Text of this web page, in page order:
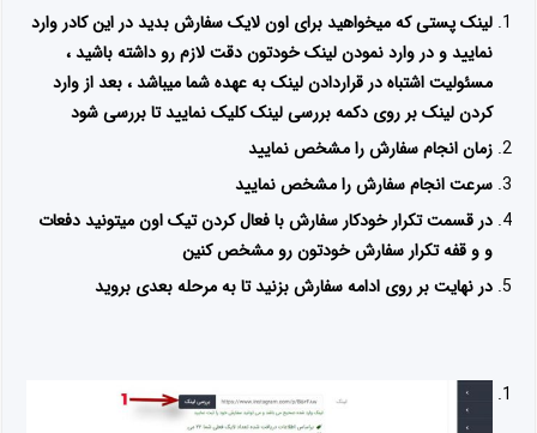
لینک پستی که میخواهید برای اون لایک سفارش بدید در این کادر وارد
نمایید و در وارد نمودن لینک خودتون دقت لازم رو داشته باشید ،
مسئولیت اشتباه در قراردادن لینک به عهده شما میباشد ، بعد از وارد
کردن لینک بر روی دکمه بررسی لینک کلیک نمایید تا بررسی شود
زمان انجام سفارش را مشخص نمایید
سرعت انجام سفارش را مشخص نمایید
در قسمت تکرار خودکار سفارش با فعال کردن تیک اون میتونید دفعات
و و قفه تکرار سفارش خودتون رو مشخص کنین
در نهایت بر روی ادامه سفارش بزنید تا به مرحله بعدی بروید